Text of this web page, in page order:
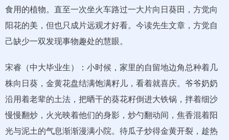
食用的植物。直至一次坐火车路过一大片向日葵田，方觉向
阳花的美，但也只成片远观才好看。今读先生文章，方觉自
己缺少一双发现事物趣处的慧眼。
宋睿（中大毕业生）：小时候，家里的自留地边角总种着几
株向日葵，金黄花盘结满饱满籽儿，看着就喜庆。爷爷奶奶
沿用着老辈的土法，把晒干的葵花籽倒进大铁锅，拌着细沙
慢慢翻炒，火光映着他们的身影，炒勺翻动间，焦香混着阳
光与泥土的气息渐渐漫满小院。待瓜子炒得金黄开裂，趁热